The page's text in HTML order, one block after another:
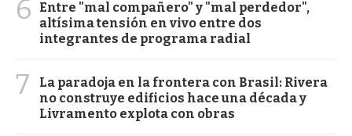
6
Entre "mal compañero" y "mal perdedor",
altísima tensión en vivo entre dos
integrantes de programa radial
7
La paradoja en la frontera con Brasil: Rivera
no construye edificios hace una década y
Livramento explota con obras